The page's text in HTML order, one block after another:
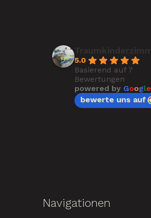
5.0
Basierend auf 7
Bewertungen
powered by Google
bewerte uns auf
Navigationen